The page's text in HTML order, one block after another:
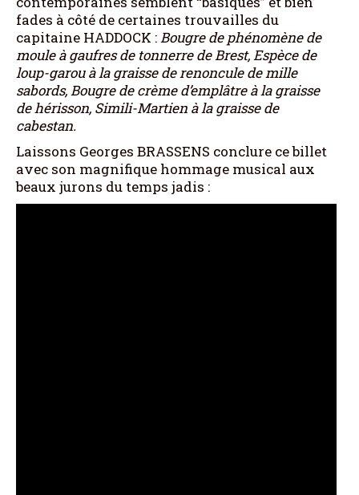
fades à côté de certaines trouvailles du
capitaine HADDOCK :Bougre de phénomène de
moule à gaufres de tonnerre de Brest, Espèce de
loup-garou à la graisse de renoncule de mille
sabords, Bougre de crème d’emplâtre à la graisse
de hérisson, Simili-Martien à la graisse de
cabestan.
Laissons Georges BRASSENS conclure ce billet
avec son magnifique hommage musical aux
beaux jurons du temps jadis :